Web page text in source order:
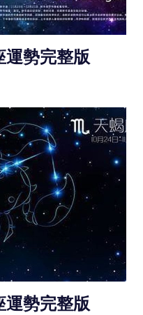
運勢完整版
運勢完整版